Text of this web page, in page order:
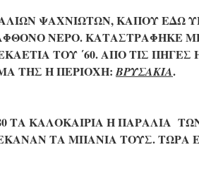
ΨΑΧΝΙΩΤΩΝ, ΚΑΠΟΥ ΕΔΩ
ΝΕΡΟ. ΚΑΤΑΣΤΡΑΦΗΚΕ
ΤΟΥ ΄60. ΑΠΟ ΤΙΣ
ΤΗΣ Η ΠΕΡΙΟΧΗ:ΒΡΥΣΑΚΙΑ.
ΤΑ ΚΑΛΟΚΑΙΡΙΑ Η ΠΑΡΑΛΙΑ
ΤΑ ΜΠΑΝΙΑ ΤΟΥΣ. ΤΩΡΑ